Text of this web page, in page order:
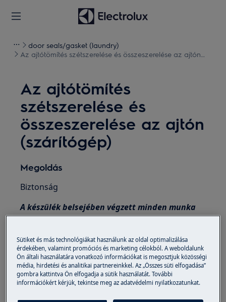
door seals/gasket (laundry)
Az ajtótömítés szétszerelése és összeszerelése az ajtón
Az ajtótömítés
szétszerelése és
összeszerelése az ajtón
(szárítógép)
Megoldás
Biztonság
A készülék belsejében végzett minden munka
speciális készségeket és ismereteket igényel,
szervizmérnökök végezhetik.
Ez a platform nem rendelkezik BE/KI
kapcsolóval.
Sütiket és más technológiákat használunk az oldal optimalizálása
érdekében, valamint promóciós és marketing célokból. A weboldalunk
Ön általi használatára vonatkozó információkat is megosztjuk közösségi
média, hirdetési és analitikai partnereinkkel. Az „Összes süti elfogadása”
gombra kattintva Ön elfogadja a sütik használatát. További
információkért kérjük, tekintse meg az adatvédelmi nyilatkozatunkat.